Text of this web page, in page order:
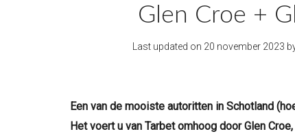
Glen Croe +
Last updated on 20 november 2023
Een van de mooiste autoritten in Schotland
Het voert u van Tarbet omhoog door Glen